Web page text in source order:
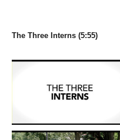
The Three Interns (5:55)